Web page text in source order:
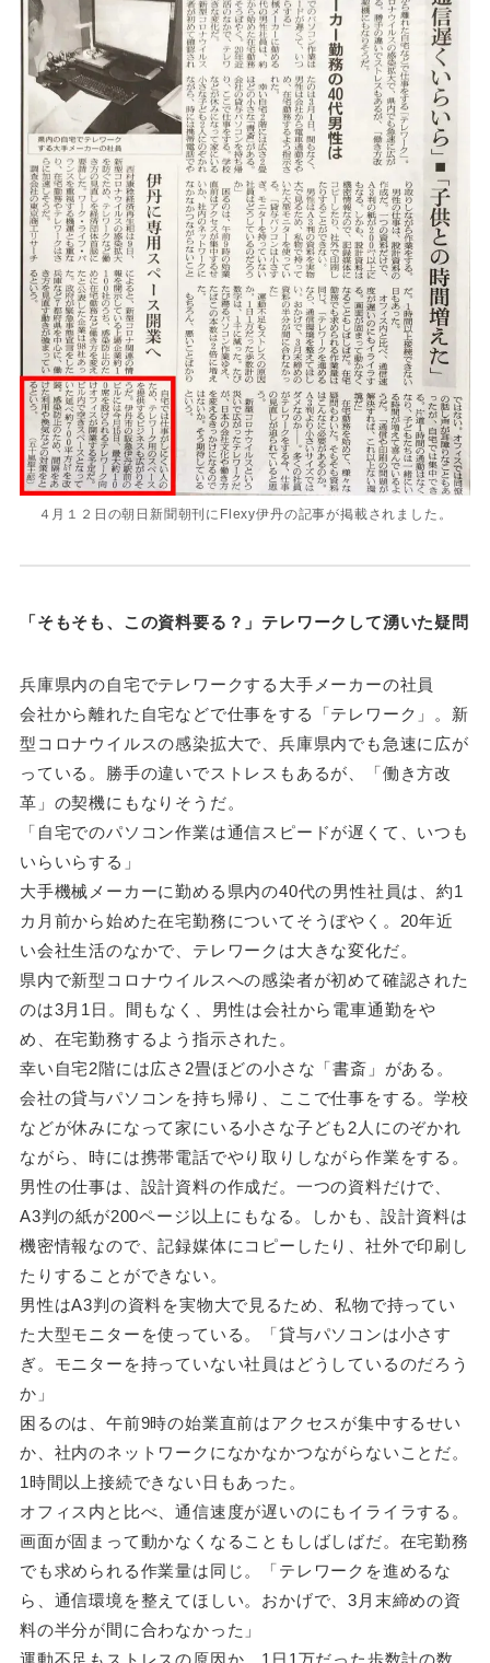
４月１２日の朝日新聞朝刊にFlexy伊丹の記事が掲載されました。
「そもそも、この資料要る？」テレワークして湧いた疑問
兵庫県内の自宅でテレワークする大手メーカーの社員
会社から離れた自宅などで仕事をする「テレワーク」。新
型コロナウイルスの感染拡大で、兵庫県内でも急速に広が
っている。勝手の違いでストレスもあるが、「働き方改
革」の契機にもなりそうだ。
「自宅でのパソコン作業は通信スピードが遅くて、いつも
いらいらする」
大手機械メーカーに勤める県内の40代の男性社員は、約1
カ月前から始めた在宅勤務についてそうぼやく。20年近
い会社生活のなかで、テレワークは大きな変化だ。
県内で新型コロナウイルスへの感染者が初めて確認された
のは3月1日。間もなく、男性は会社から電車通勤をや
め、在宅勤務するよう指示された。
幸い自宅2階には広さ2畳ほどの小さな「書斎」がある。
会社の貸与パソコンを持ち帰り、ここで仕事をする。学校
などが休みになって家にいる小さな子ども2人にのぞかれ
ながら、時には携帯電話でやり取りしながら作業をする。
男性の仕事は、設計資料の作成だ。一つの資料だけで、
A3判の紙が200ページ以上にもなる。しかも、設計資料は
機密情報なので、記録媒体にコピーしたり、社外で印刷し
たりすることができない。
男性はA3判の資料を実物大で見るため、私物で持ってい
た大型モニターを使っている。「貸与パソコンは小さす
ぎ。モニターを持っていない社員はどうしているのだろう
か」
困るのは、午前9時の始業直前はアクセスが集中するせい
か、社内のネットワークになかなかつながらないことだ。
1時間以上接続できない日もあった。
オフィス内と比べ、通信速度が遅いのにもイライラする。
画面が固まって動かなくなることもしばしばだ。在宅勤務
でも求められる作業量は同じ。「テレワークを進めるな
ら、通信環境を整えてほしい。おかげで、3月末締めの資
料の半分が間に合わなかった」
運動不足もストレスの原因か。1日1万だった歩数計の数